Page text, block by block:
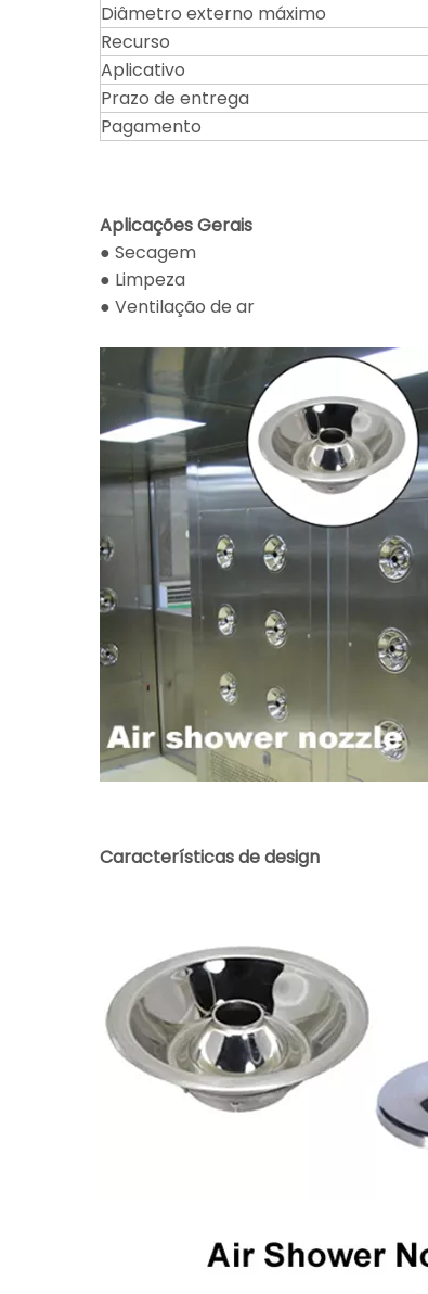
Diâmetro externo máximo
Recurso
Aplicativo
Prazo de entrega
Pagamento
Aplicações Gerais
● Secagem
● Limpeza
● Ventilação de ar
Características de design